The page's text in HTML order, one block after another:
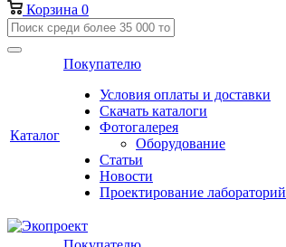
Корзина 0
Каталог
Покупателю
Условия оплаты и доставки
Скачать каталоги
Фотогалерея
Оборудование
Статьи
Новости
Проектирование лабораторий